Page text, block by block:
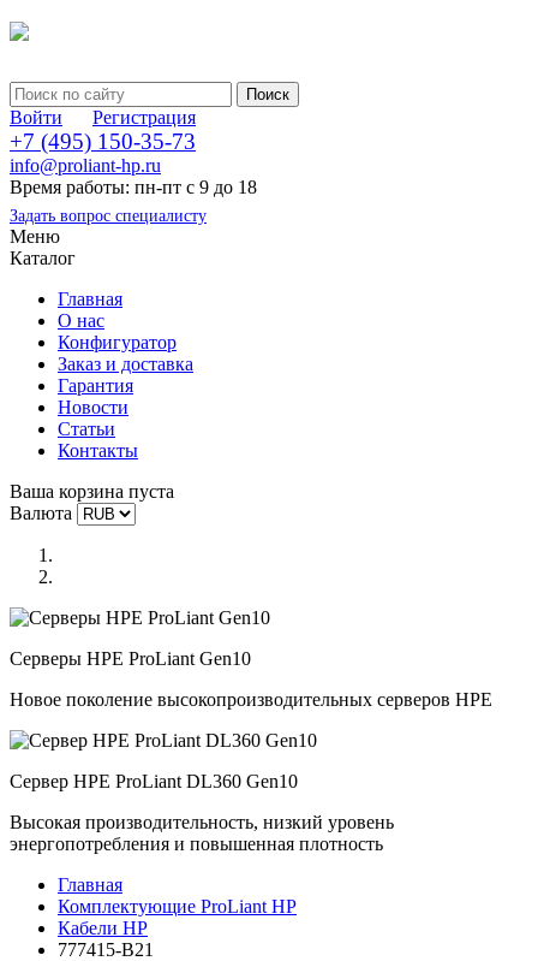
Войти Регистрация
+7 (495) 150-35-73
info@proliant-hp.ru
Время работы: пн-пт с 9 до 18
Задать вопрос специалисту
Меню
Каталог
Главная
О нас
Конфигуратор
Заказ и доставка
Гарантия
Новости
Статьи
Контакты
Ваша корзина пуста
Валюта
Серверы HPE ProLiant Gen10
Новое поколение высокопроизводительных серверов HPE
Сервер HPE ProLiant DL360 Gen10
Высокая производительность, низкий уровень
энергопотребления и повышенная плотность
Главная
Комплектующие ProLiant HP
Кабели HP
777415-B21